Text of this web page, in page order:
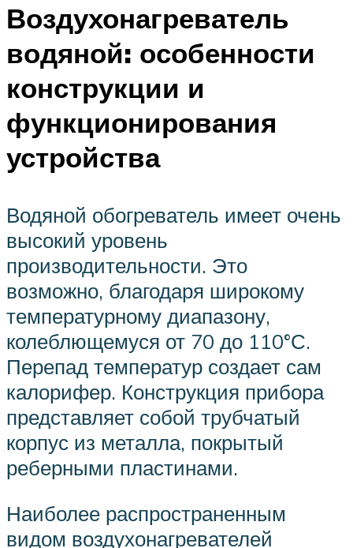
Воздухонагреватель
водяной: особенности
конструкции и
функционирования
устройства
Водяной обогреватель имеет очень
высокий уровень
производительности. Это
возможно, благодаря широкому
температурному диапазону,
колеблющемуся от 70 до 110°С.
Перепад температур создает сам
калорифер. Конструкция прибора
представляет собой трубчатый
корпус из металла, покрытый
реберными пластинами.
Наиболее распространенным
видом воздухонагревателей